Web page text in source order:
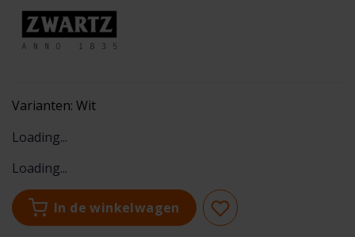
Varianten: Wit
Loading...
Loading...
In de winkelwagen